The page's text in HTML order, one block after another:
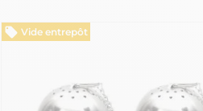
Vide entrepôt